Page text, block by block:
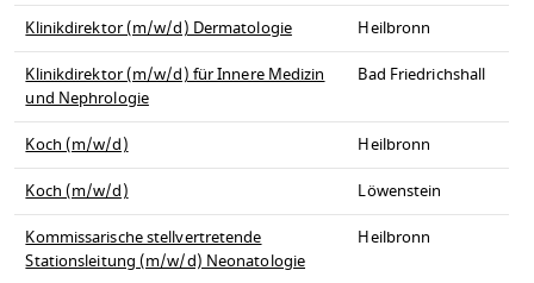
Klinikdirektor (m/w/d) Dermatologie
Heilbronn
Klinikdirektor (m/w/d) für Innere Medizin
und Nephrologie
Bad Friedrichshall
Koch (m/w/d)
Heilbronn
Koch (m/w/d)
Löwenstein
Kommissarische stellvertretende
Stationsleitung (m/w/d) Neonatologie
Heilbronn